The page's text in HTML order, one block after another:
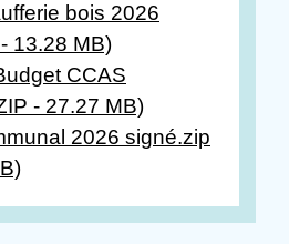
bois 2026
13.28 MB)
CCAS
- 27.27 MB)
2026 signé.zip